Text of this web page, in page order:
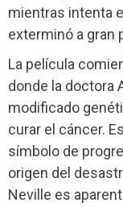
mientras intenta
exterminó a gran
La película
donde la doctora
modificado
curar el cáncer.
símbolo de
origen del
Neville es